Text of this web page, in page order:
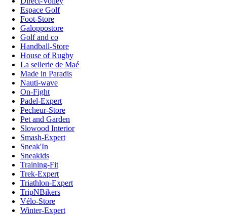
Espace Golf
Foot-Store
Galoppostore
Golf and co
Handball-Store
House of Rugby
La sellerie de Maé
Made in Paradis
Nauti-wave
On-Fight
Padel-Expert
Pecheur-Store
Pet and Garden
Slowood Interior
Smash-Expert
Sneak'In
Sneakids
Training-Fit
Trek-Expert
Triathlon-Expert
TripNBikers
Vélo-Store
Winter-Expert